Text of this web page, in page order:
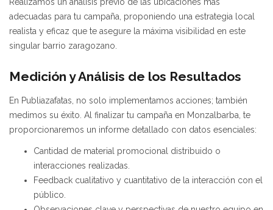
Realizamos un análisis previo de las ubicaciones más
adecuadas para tu campaña, proponiendo una estrategia local
realista y eficaz que te asegure la máxima visibilidad en este
singular barrio zaragozano.
Medición y Análisis de los Resultados
En Publiazafatas, no solo implementamos acciones; también
medimos su éxito. Al finalizar tu campaña en Monzalbarba, te
proporcionaremos un informe detallado con datos esenciales:
Cantidad de material promocional distribuido o
interacciones realizadas.
Feedback cualitativo y cuantitativo de la interacción con el
público.